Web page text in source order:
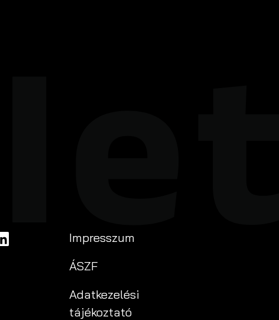
Impresszum
ÁSZF
Adatkezelési
tájékoztató